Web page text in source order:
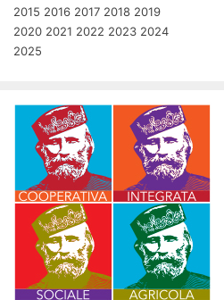
2015 2016 2017 2018 2019
2020 2021 2022 2023 2024
2025